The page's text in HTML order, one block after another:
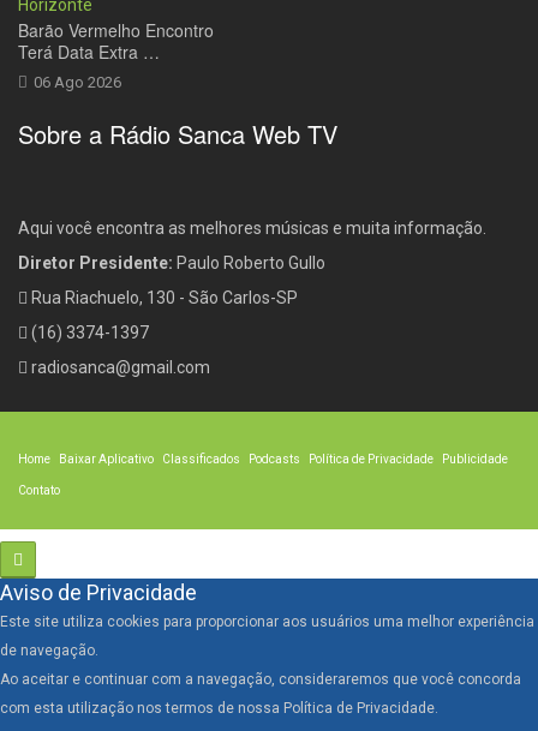
Barão Vermelho Encontro
Terá Data Extra …
06 Ago 2026
Sobre a Rádio Sanca Web TV
Aqui você encontra as melhores músicas e muita informação.
Diretor Presidente: Paulo Roberto Gullo
Rua Riachuelo, 130 - São Carlos-SP
(16) 3374-1397
radiosanca@gmail.com
Home Baixar Aplicativo Classificados Podcasts Política de Privacidade Publicidade
Contato
Aviso de Privacidade
Este site utiliza cookies para proporcionar aos usuários uma melhor experiência
de navegação.
Ao aceitar e continuar com a navegação, consideraremos que você concorda
com esta utilização nos termos de nossa Política de Privacidade.